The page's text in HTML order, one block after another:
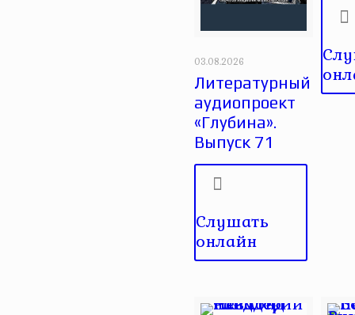
03.08.2026
Литературный
аудиопроект
«Глубина».
Выпуск 71
Слушать
онлайн